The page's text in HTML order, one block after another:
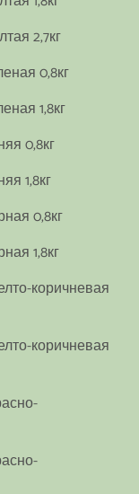
2,7кг
0,8кг
1,8кг
0,8кг
1,8кг
0,8кг
1,8кг
коричневая
коричневая